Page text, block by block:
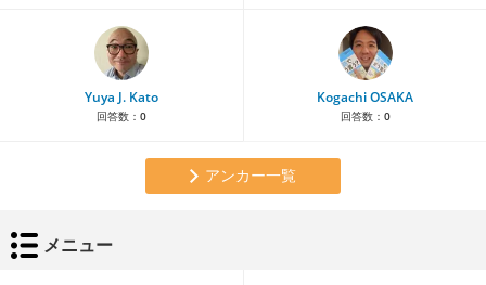
Yuya J. Kato
回答数： 0
Kogachi OSAKA
回答数： 0
アンカー一覧
メニュー